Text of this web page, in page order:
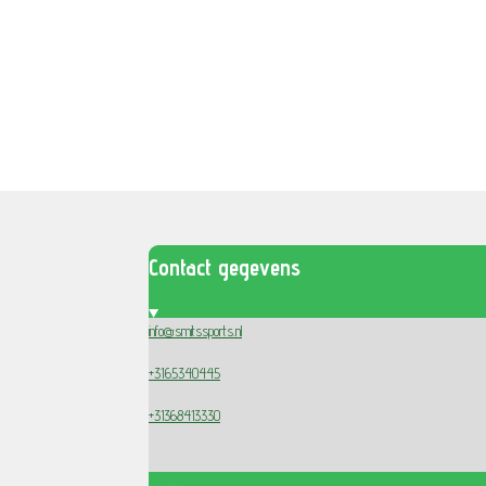
Contact gegevens
info@smitssports.nl
+3165340445
+31368413330